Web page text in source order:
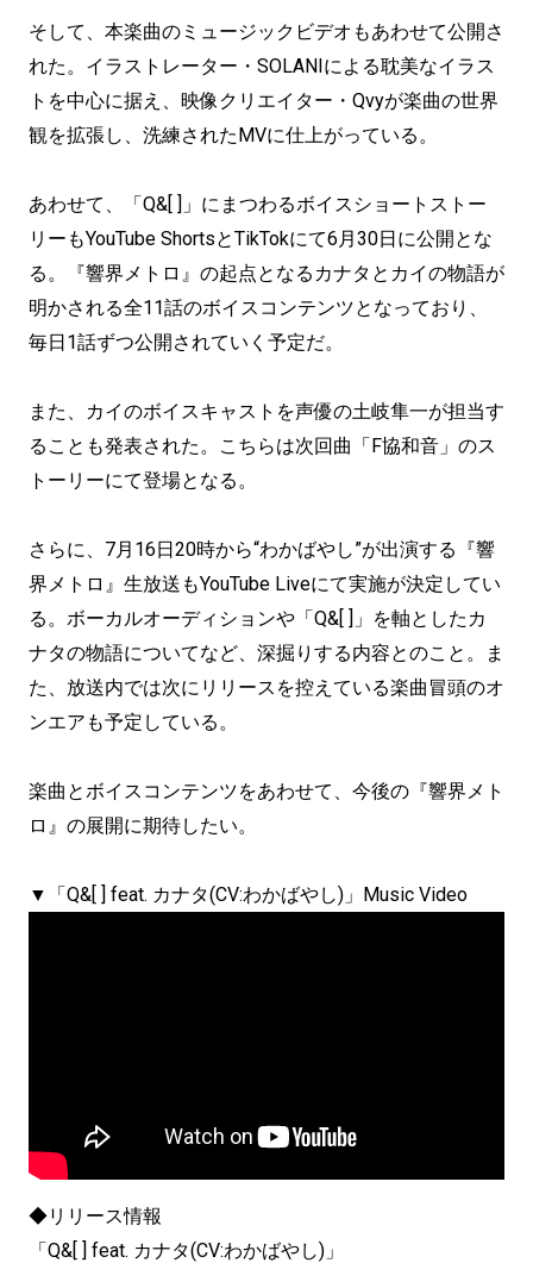
そして、本楽曲のミュージックビデオもあわせて公開さ
れた。イラストレーター・SOLANIによる耽美なイラス
トを中心に据え、映像クリエイター・Qvyが楽曲の世界
観を拡張し、洗練されたMVに仕上がっている。
あわせて、「Q&[ ]」にまつわるボイスショートストー
リーもYouTube ShortsとTikTokにて6月30日に公開とな
る。『響界メトロ』の起点となるカナタとカイの物語が
明かされる全11話のボイスコンテンツとなっており、
毎日1話ずつ公開されていく予定だ。
また、カイのボイスキャストを声優の土岐隼一が担当す
ることも発表された。こちらは次回曲「F協和音」のス
トーリーにて登場となる。
さらに、7月16日20時から“わかばやし”が出演する『響
界メトロ』生放送もYouTube Liveにて実施が決定してい
る。ボーカルオーディションや「Q&[ ]」を軸としたカ
ナタの物語についてなど、深掘りする内容とのこと。ま
た、放送内では次にリリースを控えている楽曲冒頭のオ
ンエアも予定している。
楽曲とボイスコンテンツをあわせて、今後の『響界メト
ロ』の展開に期待したい。
▼「Q&[ ] feat. カナタ(CV:わかばやし)」Music Video
◆リリース情報
「Q&[ ] feat. カナタ(CV:わかばやし)」